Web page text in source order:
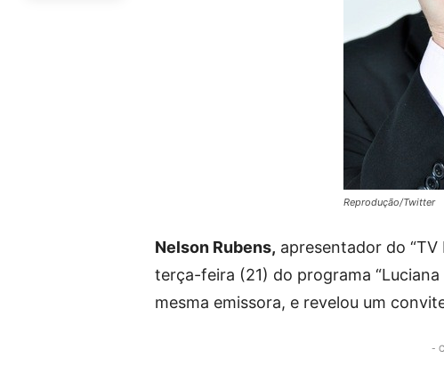
Reprodução/Twitter
Nelson Rubens, apresentador do “TV
terça-feira (21) do programa
mesma emissora, e revelou um
-